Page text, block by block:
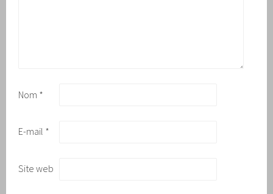
Nom *
E-mail *
Site web